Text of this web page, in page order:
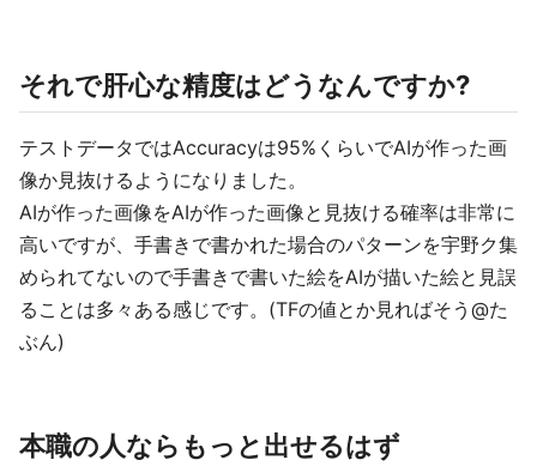
それで肝心な精度はどうなんですか?
テストデータではAccuracyは95%くらいでAIが作った画
像か見抜けるようになりました。
AIが作った画像をAIが作った画像と見抜ける確率は非常に
高いですが、手書きで書かれた場合のパターンを宇野ク集
められてないので手書きで書いた絵をAIが描いた絵と見誤
ることは多々ある感じです。(TFの値とか見ればそう@た
ぶん)
本職の人ならもっと出せるはず